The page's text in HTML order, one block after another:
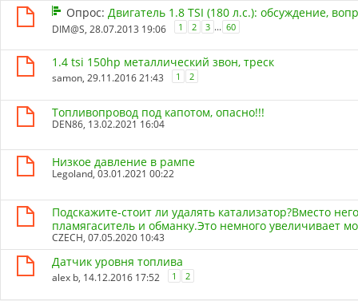
Опрос: Двигатель 1.8 TSI (180 л.с.): обсуждение,
DIM@S, 28.07.2013 19:06 1 2 3 ... 60
1.4 tsi 150hp металлический звон, треск
samon, 29.11.2016 21:43 1 2
Топливопровод под капотом, опасно!!!
DEN86, 13.02.2021 16:04
Низкое давление в рампе
Legoland, 03.01.2021 00:22
Подскажите-стоит ли удалять катализатор?Вместо
пламягаситель и обманку.Это немного увеличивает
CZECH, 07.05.2020 10:43
Датчик уровня топлива
alex b, 14.12.2016 17:52 1 2